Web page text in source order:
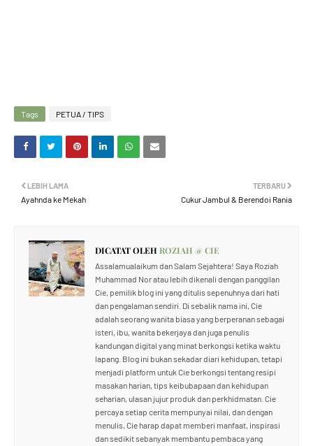
Tags PETUA / TIPS
TERBARU
Cukur Jambul & Berendoi Rania
LEBIH LAMA
Ayahnda ke Mekah
DICATAT OLEH ROZIAH @ CIE
Assalamualaikum dan Salam Sejahtera! Saya Roziah
Muhammad Nor atau lebih dikenali dengan panggilan
Cie, pemilik blog ini yang ditulis sepenuhnya dari hati
dan pengalaman sendiri. Di sebalik nama ini, Cie
adalah seorang wanita biasa yang berperanan sebagai
isteri, ibu, wanita bekerjaya dan juga penulis
kandungan digital yang minat berkongsi ketika waktu
lapang. Blog ini bukan sekadar diari kehidupan, tetapi
menjadi platform untuk Cie berkongsi tentang resipi
masakan harian, tips keibubapaan dan kehidupan
seharian, ulasan jujur produk dan perkhidmatan. Cie
percaya setiap cerita mempunyai nilai, dan dengan
menulis, Cie harap dapat memberi manfaat, inspirasi
dan sedikit sebanyak membantu pembaca yang